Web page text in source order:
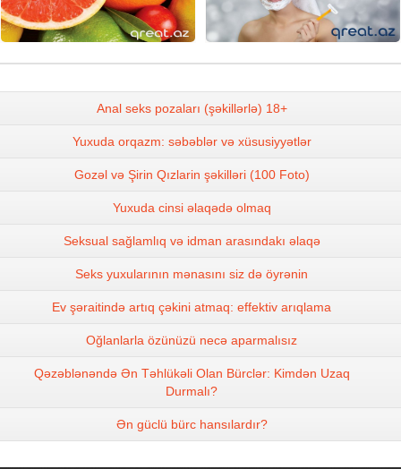
Anal seks pozaları (şəkillərlə) 18+
Yuxuda orqazm: səbəblər və xüsusiyyətlər
Gozəl və Şirin Qızlarin şəkilləri (100 Foto)
Yuxuda cinsi əlaqədə olmaq
Seksual sağlamlıq və idman arasındakı əlaqə
Seks yuxularının mənasını siz də öyrənin
Ev şəraitində artıq çəkini atmaq: effektiv arıqlama
Oğlanlarla özünüzü necə aparmalısız
Qəzəblənəndə Ən Təhlükəli Olan Bürclər: Kimdən Uzaq
Durmalı?
Ən güclü bürc hansılardır?